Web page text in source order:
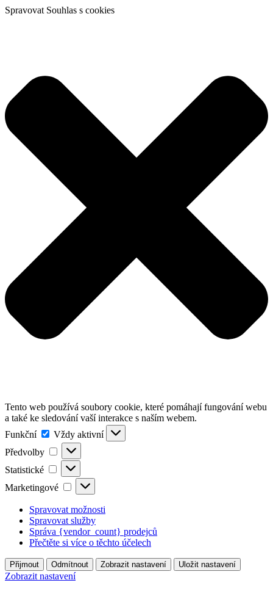
Spravovat Souhlas s cookies
Tento web používá soubory cookie, které pomáhají fungování webu
a také ke sledování vaší interakce s naším webem.
Funkční
Funkční
Vždy aktivní
Předvolby
Předvolby
Statistické
Statistické
Marketingové
Marketingové
Spravovat možnosti
Spravovat služby
Správa {vendor_count} prodejců
Přečtěte si více o těchto účelech
Přijmout Odmítnout Zobrazit nastavení Uložit nastavení
Zobrazit nastavení